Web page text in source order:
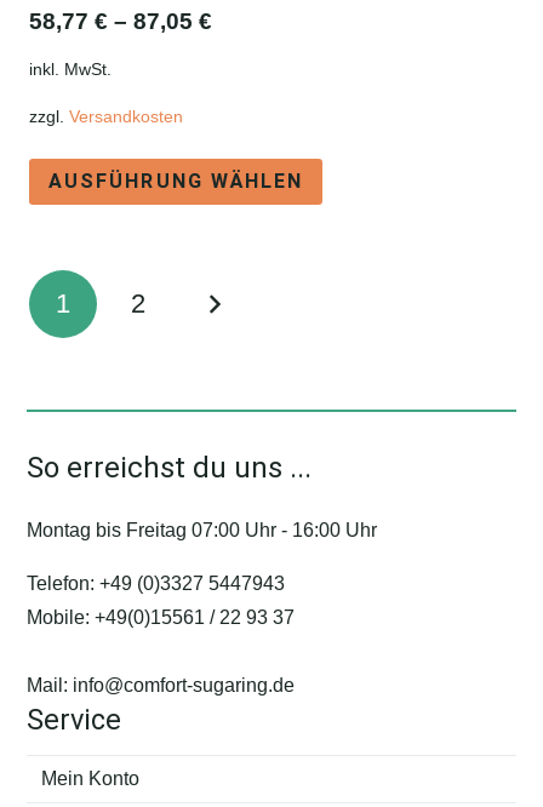
58,77 € – 87,05 €
inkl. MwSt.
zzgl. Versandkosten
AUSFÜHRUNG WÄHLEN
Produktseite
Seitennummerierung
der
1 2
So erreichst du uns ...
Montag bis Freitag 07:00 Uhr - 16:00 Uhr
Telefon:+49 (0)3327 5447943
Mobile:+49(0)15561 / 22 93 37
Mail: info@comfort-sugaring.de
Service
Mein Konto